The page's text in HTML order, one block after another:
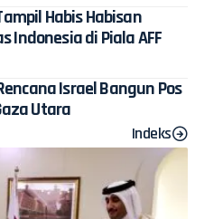
Habis Habisan
Indonesia di Piala AFF
Israel Bangun Pos
Utara
Indeks